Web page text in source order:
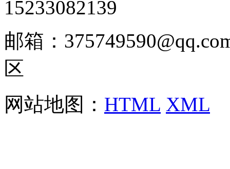
15233082139
邮箱：
区
网站地图： HTML XML